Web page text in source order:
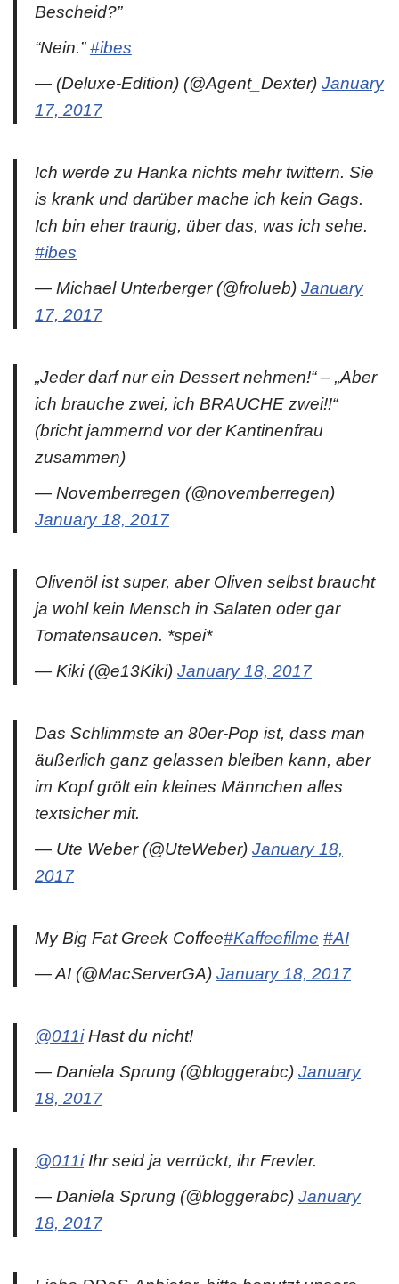
Bescheid?”
“Nein.”#ibes
— (Deluxe-Edition) (@Agent_Dexter) January
17, 2017
Ich werde zu Hanka nichts mehr twittern. Sie
is krank und darüber mache ich kein Gags.
Ich bin eher traurig, über das, was ich sehe.
#ibes
— Michael Unterberger (@frolueb) January
17, 2017
„Jeder darf nur ein Dessert nehmen!“ – „Aber
ich brauche zwei, ich BRAUCHE zwei!!“
(bricht jammernd vor der Kantinenfrau
zusammen)
— Novemberregen (@novemberregen)
January 18, 2017
Olivenöl ist super, aber Oliven selbst braucht
ja wohl kein Mensch in Salaten oder gar
Tomatensaucen. *spei*
— Kiki (@e13Kiki) January 18, 2017
Das Schlimmste an 80er-Pop ist, dass man
äußerlich ganz gelassen bleiben kann, aber
im Kopf grölt ein kleines Männchen alles
textsicher mit.
— Ute Weber (@UteWeber) January 18,
2017
My Big Fat Greek Coffee#Kaffeefilme #AI
— AI (@MacServerGA) January 18, 2017
@011iHast du nicht!
— Daniela Sprung (@bloggerabc) January
18, 2017
@011iIhr seid ja verrückt, ihr Frevler.
— Daniela Sprung (@bloggerabc) January
18, 2017